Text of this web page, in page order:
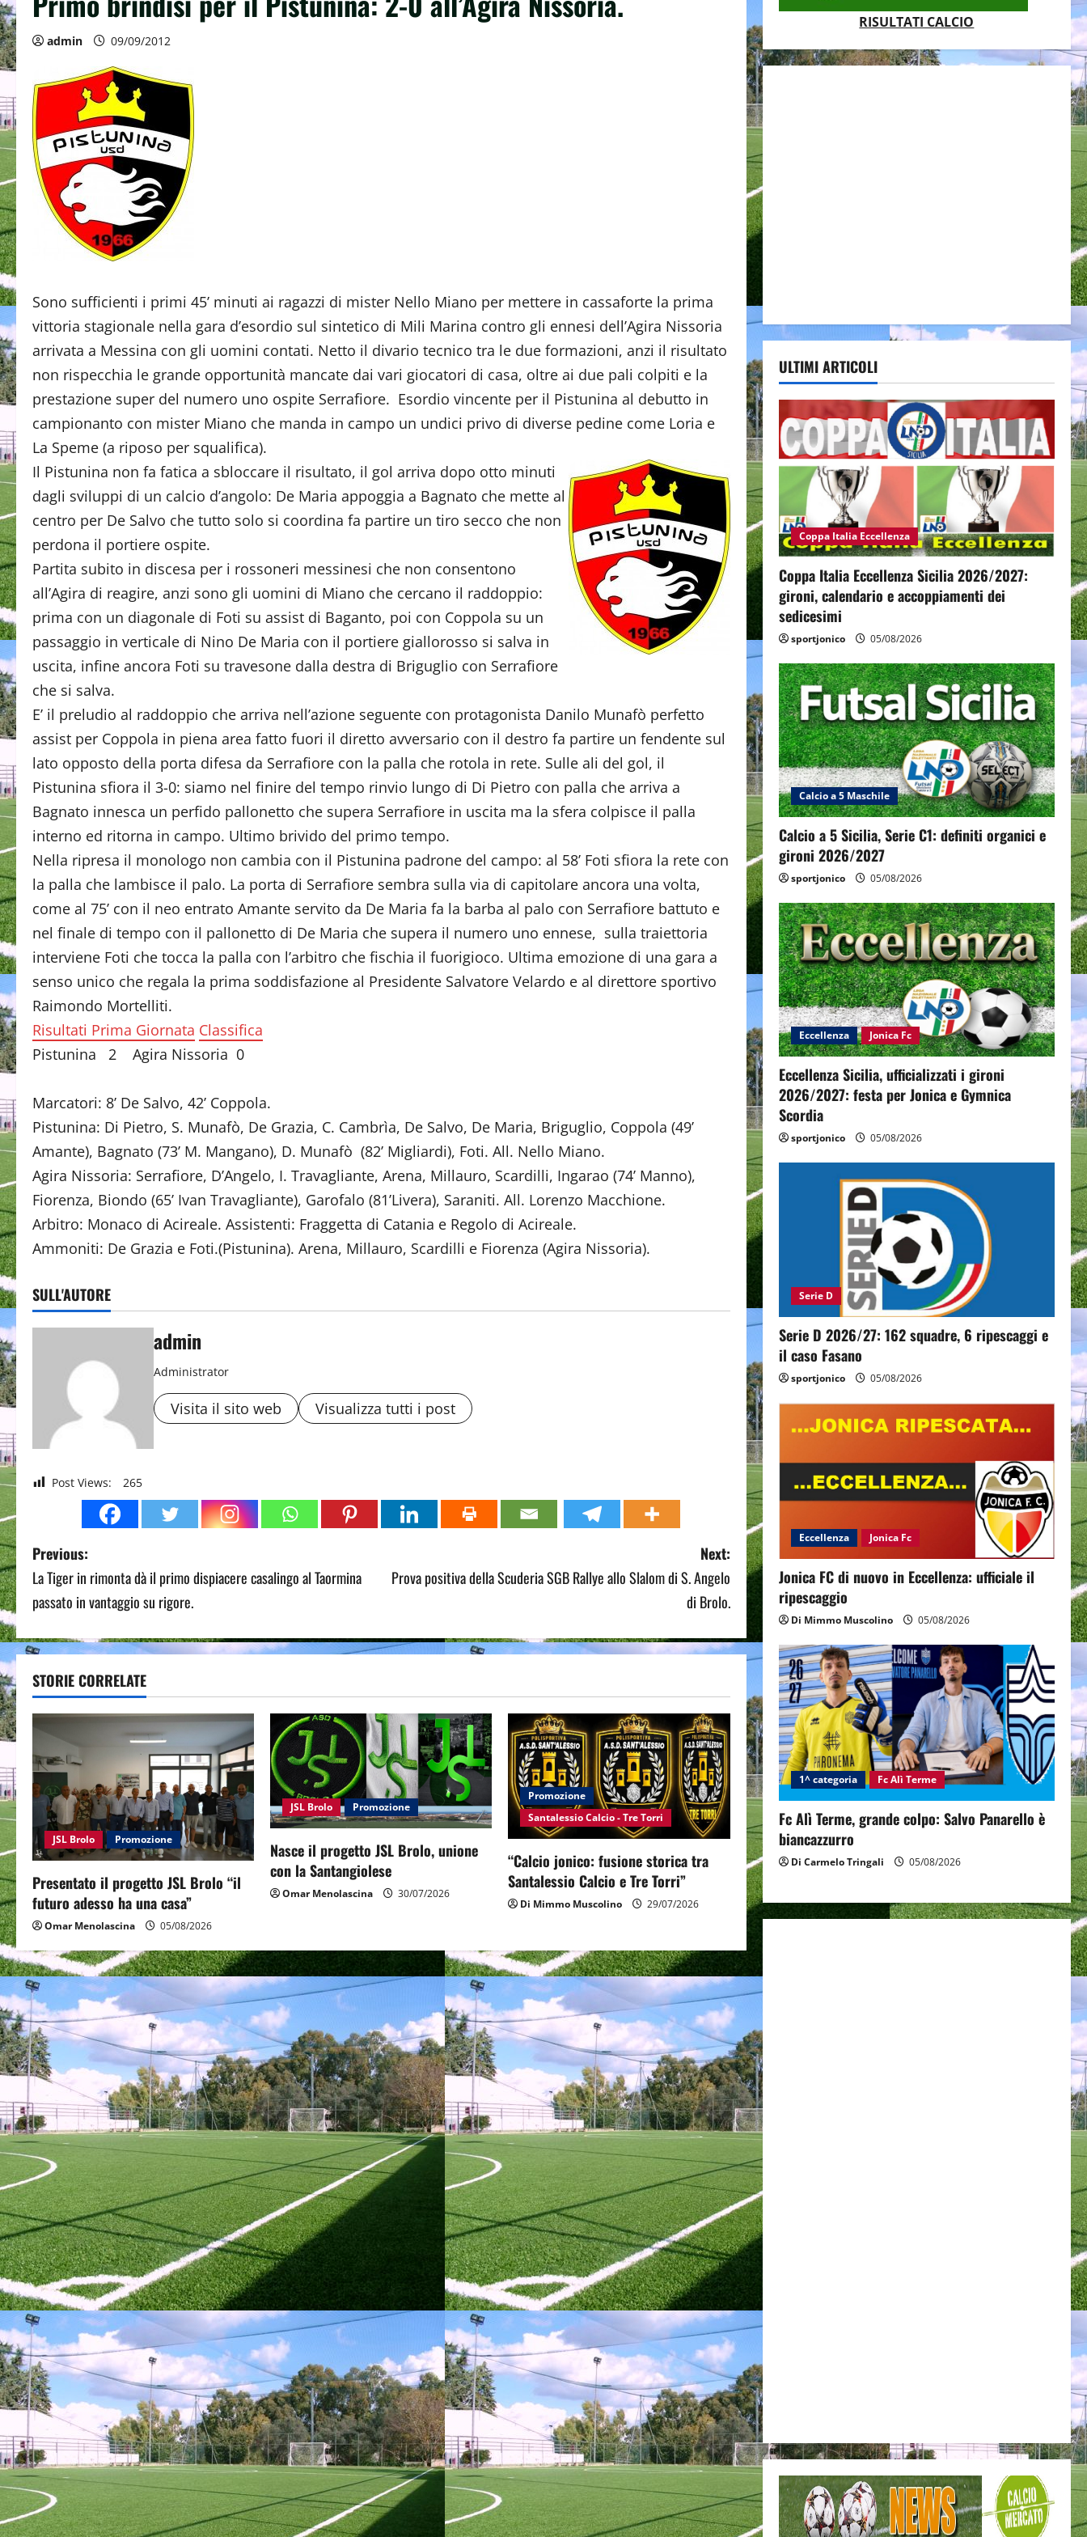
admin 09/09/2012
Sono sufficienti i primi 45’ minuti ai ragazzi di mister Nello Miano per mettere in cassaforte la prima
vittoria stagionale nella gara d’esordio sul sintetico di Mili Marina contro gli ennesi dell’Agira Nissoria
arrivata a Messina con gli uomini contati. Netto il divario tecnico tra le due formazioni, anzi il risultato
non rispecchia le grande opportunità mancate dai vari giocatori di casa, oltre ai due pali colpiti e la
prestazione super del numero uno ospite Serrafiore. Esordio vincente per il Pistunina al debutto in
campionanto con mister Miano che manda in campo un undici privo di diverse pedine come Loria e
La Speme (a riposo per squalifica).
Il Pistunina non fa fatica a sbloccare il risultato, il gol arriva dopo otto minuti
dagli sviluppi di un calcio d’angolo: De Maria appoggia a Bagnato che mette al
centro per De Salvo che tutto solo si coordina fa partire un tiro secco che non
perdona il portiere ospite.
Partita subito in discesa per i rossoneri messinesi che non consentono
all’Agira di reagire, anzi sono gli uomini di Miano che cercano il raddoppio:
prima con un diagonale di Foti su assist di Baganto, poi con Coppola su un
passaggio in verticale di Nino De Maria con il portiere giallorosso si salva in
uscita, infine ancora Foti su travesone dalla destra di Briguglio con Serrafiore
che si salva.
E’ il preludio al raddoppio che arriva nell’azione seguente con protagonista Danilo Munafò perfetto
assist per Coppola in piena area fatto fuori il diretto avversario con il destro fa partire un fendente sul
lato opposto della porta difesa da Serrafiore con la palla che rotola in rete. Sulle ali del gol, il
Pistunina sfiora il 3-0: siamo nel finire del tempo rinvio lungo di Di Pietro con palla che arriva a
Bagnato innesca un perfido pallonetto che supera Serrafiore in uscita ma la sfera colpisce il palla
interno ed ritorna in campo. Ultimo brivido del primo tempo.
Nella ripresa il monologo non cambia con il Pistunina padrone del campo: al 58’ Foti sfiora la rete con
la palla che lambisce il palo. La porta di Serrafiore sembra sulla via di capitolare ancora una volta,
come al 75’ con il neo entrato Amante servito da De Maria fa la barba al palo con Serrafiore battuto e
nel finale di tempo con il pallonetto di De Maria che supera il numero uno ennese, sulla traiettoria
interviene Foti che tocca la palla con l’arbitro che fischia il fuorigioco. Ultima emozione di una gara a
senso unico che regala la prima soddisfazione al Presidente Salvatore Velardo e al direttore sportivo
Raimondo Mortelliti.
Risultati Prima Giornata Classifica
Pistunina 2 Agira Nissoria 0
Marcatori: 8’ De Salvo, 42’ Coppola.
Pistunina: Di Pietro, S. Munafò, De Grazia, C. Cambrìa, De Salvo, De Maria, Briguglio, Coppola (49’
Amante), Bagnato (73’ M. Mangano), D. Munafò (82’ Migliardi), Foti. All. Nello Miano.
Agira Nissoria: Serrafiore, D’Angelo, I. Travagliante, Arena, Millauro, Scardilli, Ingarao (74’ Manno),
Fiorenza, Biondo (65’ Ivan Travagliante), Garofalo (81’Livera), Saraniti. All. Lorenzo Macchione.
Arbitro: Monaco di Acireale. Assistenti: Fraggetta di Catania e Regolo di Acireale.
Ammoniti: De Grazia e Foti.(Pistunina). Arena, Millauro, Scardilli e Fiorenza (Agira Nissoria).
SULL'AUTORE
admin
Administrator
Visita il sito web Visualizza tutti i post
Post Views: 265
P
o
t
n
a
v
i
g
a
t
i
o
n
Previous:
La Tiger in rimonta dà il primo dispiacere casalingo al Taormina
passato in vantaggio su rigore.
Next:
Prova positiva della Scuderia SGB Rallye allo Slalom di S. Angelo
di Brolo.
STORIE CORRELATE
JSL Brolo Promozione
Presentato il progetto JSL Brolo “il
futuro adesso ha una casa”
Omar Menolascina 05/08/2026
JSL Brolo Promozione
Nasce il progetto JSL Brolo, unione
con la Santangiolese
Omar Menolascina 30/07/2026
Promozione
Santalessio Calcio - Tre Torri
“Calcio jonico: fusione storica tra
Santalessio Calcio e Tre Torri”
Di Mimmo Muscolino 29/07/2026
RISULTATI CALCIO
ULTIMI ARTICOLI
Coppa Italia Eccellenza
Coppa Italia Eccellenza Sicilia 2026/2027:
gironi, calendario e accoppiamenti dei
sedicesimi
sportjonico 05/08/2026
Calcio a 5 Maschile
Calcio a 5 Sicilia, Serie C1: definiti organici e
gironi 2026/2027
sportjonico 05/08/2026
Eccellenza Jonica Fc
Eccellenza Sicilia, ufficializzati i gironi
2026/2027: festa per Jonica e Gymnica
Scordia
sportjonico 05/08/2026
Serie D
Serie D 2026/27: 162 squadre, 6 ripescaggi e
il caso Fasano
sportjonico 05/08/2026
Eccellenza Jonica Fc
Jonica FC di nuovo in Eccellenza: ufficiale il
ripescaggio
Di Mimmo Muscolino 05/08/2026
1^ categoria Fc Alì Terme
Fc Alì Terme, grande colpo: Salvo Panarello è
biancazzurro
Di Carmelo Tringali 05/08/2026